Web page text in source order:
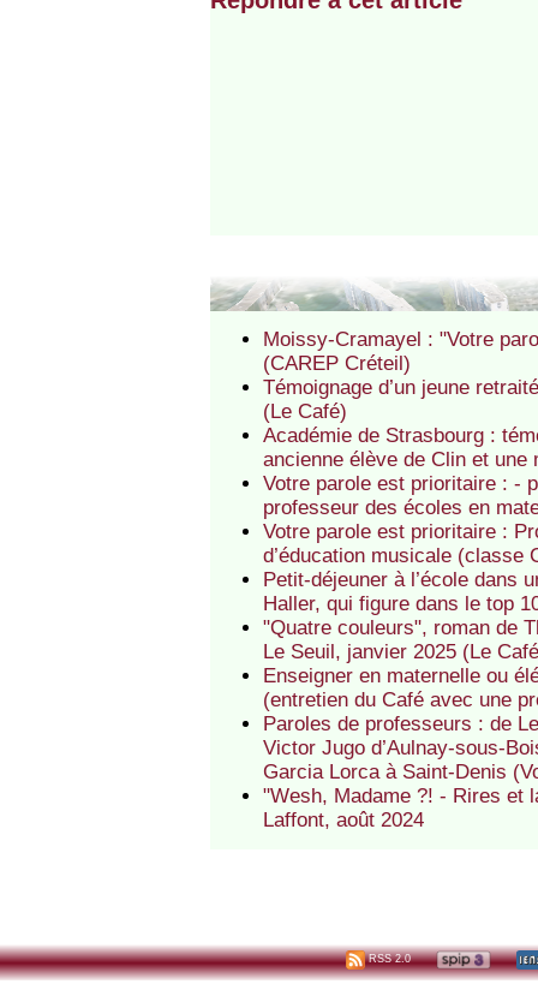
Moissy-Cramayel : "Votre
(CAREP Créteil)
Témoignage d’un jeune
(Le Café)
Académie de Strasbourg :
ancienne élève de Clin et
Votre parole est prioritaire : -
professeur des écoles en
Votre parole est prioritaire :
d’éducation musicale (classe
Petit-déjeuner à l’école dans
Haller, qui figure dans le top
"Quatre couleurs", roman de
Le Seuil, janvier 2025 (Le
Enseigner en maternelle ou
(entretien du Café avec une
Paroles de professeurs : de
Victor Jugo d’Aulnay-sous-
Garcia Lorca à Saint-Denis
"Wesh, Madame ?! - Rires et
Laffont, août 2024
RSS 2.0